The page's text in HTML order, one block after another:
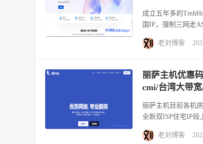
成立五年多的
国IP，强制三网走
老刘博客
丽萨主机优惠
cmi/台湾大带
丽萨主机目前各机
全新双ISP住宅IP段
老刘博客